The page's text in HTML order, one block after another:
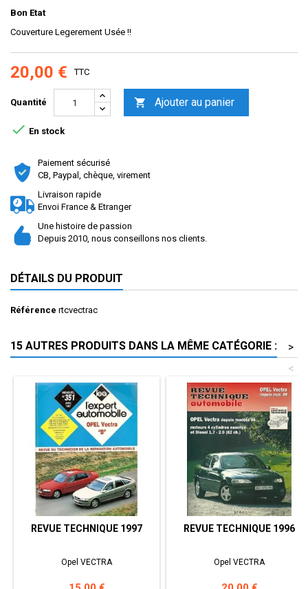
Bon Etat
Couverture Legerement Usée !!
20,00 € TTC
Quantité  Ajouter au panier
 En stock
Paiement sécurisé
CB, Paypal, chèque, virement
Livraison rapide
Envoi France & Etranger
Une histoire de passion
Depuis 2010, nous conseillons nos clients.
DÉTAILS DU PRODUIT
Référence rtcvectrac
15 AUTRES PRODUITS DANS LA MÊME CATÉGORIE :
>
<
REVUE TECHNIQUE 1997
Opel VECTRA
REVUE TECHNIQUE 1996
Opel VECTRA